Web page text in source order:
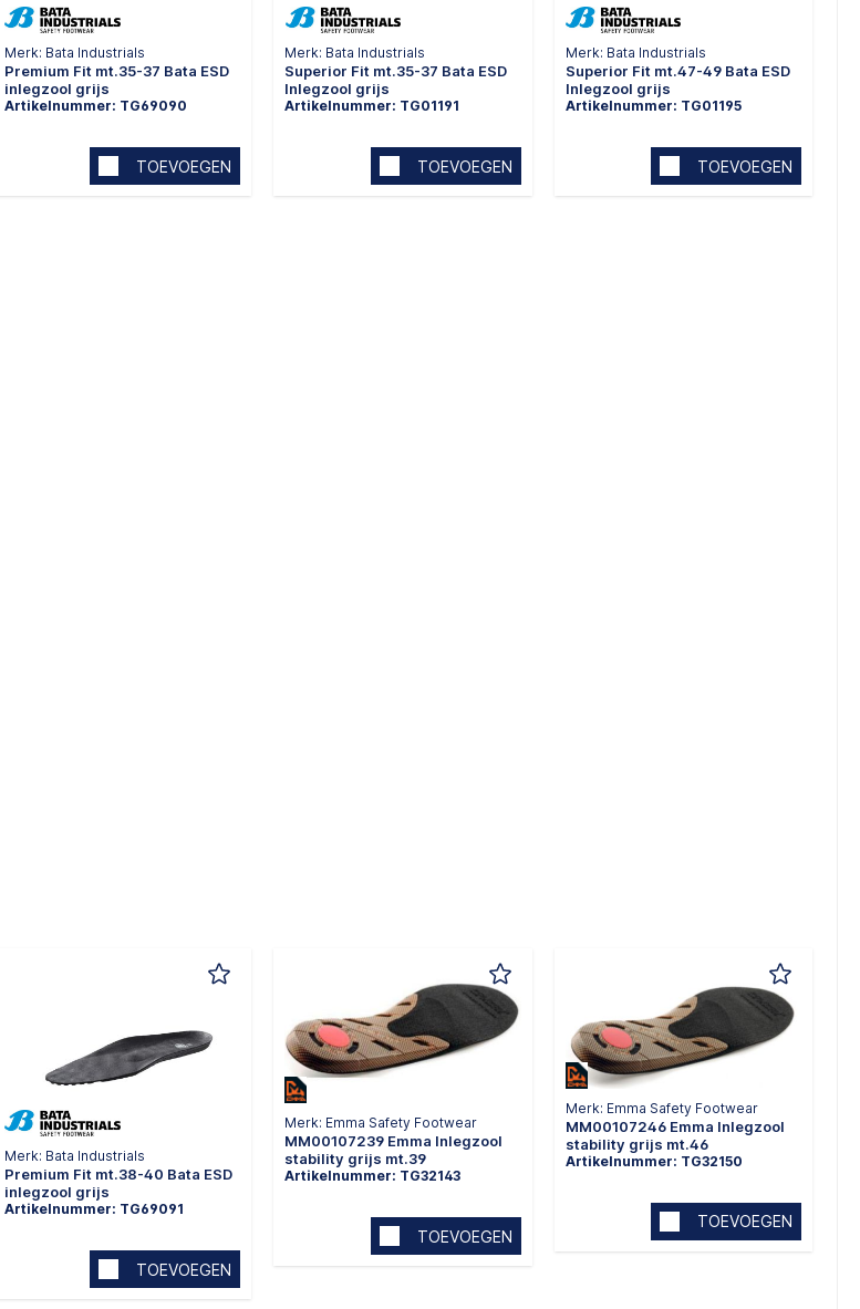
Merk: Bata Industrials
Premium Fit mt.35-37 Bata ESD
inlegzool grijs
Artikelnummer: TG69090
TOEVOEGEN
Merk: Bata Industrials
Superior Fit mt.35-37 Bata ESD
Inlegzool grijs
Artikelnummer: TG01191
TOEVOEGEN
Merk: Bata Industrials
Superior Fit mt.47-49 Bata ESD
Inlegzool grijs
Artikelnummer: TG01195
TOEVOEGEN
Merk: Bata Industrials
Premium Fit mt.38-40 Bata ESD
inlegzool grijs
Artikelnummer: TG69091
TOEVOEGEN
Merk: Emma Safety Footwear
MM00107239 Emma Inlegzool
stability grijs mt.39
Artikelnummer: TG32143
TOEVOEGEN
Merk: Emma Safety Footwear
MM00107246 Emma Inlegzool
stability grijs mt.46
Artikelnummer: TG32150
TOEVOEGEN